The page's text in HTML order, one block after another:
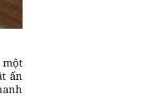
một
ấn